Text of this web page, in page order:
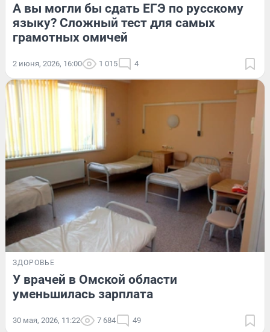
А вы могли бы сдать ЕГЭ по русскому
языку? Сложный тест для самых
грамотных омичей
2 июня, 2026, 16:00 1 015 4
ЗДОРОВЬЕ
У врачей в Омской области
уменьшилась зарплата
30 мая, 2026, 11:22 7 684 49